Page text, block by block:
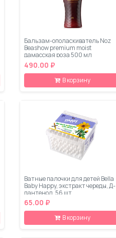
Бальзам-ополаскиватель Noz
Beashow premium moist
дамасская роза 500 мл
490.00 ₽
В корзину
Ватные палочки для детей Bella
Baby Happy, экстракт череды, Д-
пантенол, 56 шт
65.00 ₽
В корзину